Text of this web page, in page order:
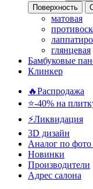
Поверхность
матовая
глянцевая
Бамбуковые
Клинкер
🔥Распродажа
⭐-40% на
⚡️Ликвидация
3D дизайн
Аналог по фото
Новинки
Производители
Адрес салона